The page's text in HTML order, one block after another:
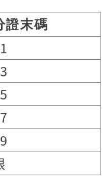
證末碼